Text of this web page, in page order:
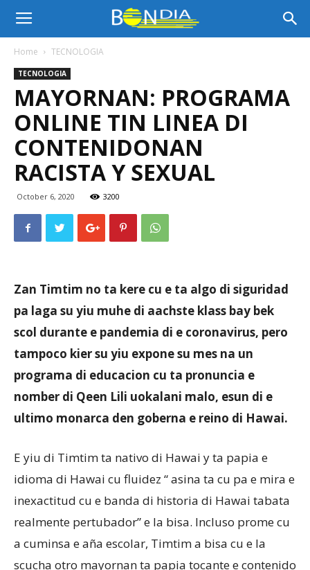
Bon
Dia
Aruba
Aruba
Home TECNOLOGIA
TECNOLOGIA
MAYORNAN: PROGRAMA
ONLINE TIN LINEA DI
CONTENIDONAN
RACISTA Y SEXUAL
October 6, 2020 3200
Zan Timtim no ta kere cu e ta algo di siguridad
pa laga su yiu muhe di aachste klass bay bek
scol durante e pandemia di e coronavirus, pero
tampoco kier su yiu expone su mes na un
programa di educacion cu ta pronuncia e
nomber di Qeen Lili uokalani malo, esun di e
ultimo monarca den goberna e reino di Hawai.
E yiu di Timtim ta nativo di Hawai y ta papia e
idioma di Hawai cu fluidez “ asina ta cu pa e mira e
inexactitud cu e banda di historia di Hawai tabata
realmente pertubador” e la bisa. Incluso prome cu
a cuminsa e aña escolar, Timtim a bisa cu e la
scucha otro mayornan ta papia tocante e contenido